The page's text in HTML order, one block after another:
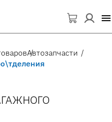
Автозапчасти